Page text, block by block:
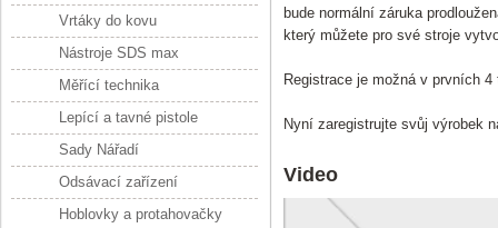
bude normální záruka
který můžete pro své stroje
Registrace je možná v prvních
Nyní zaregistrujte svůj výrobek
Video
Vrtáky do kovu
Nástroje SDS max
Měřící technika
Lepící a tavné pistole
Sady Nářadí
Odsávací zařízení
Hoblovky a protahovačky